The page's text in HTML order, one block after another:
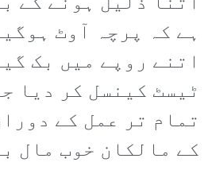
ہے کہ پرچہ آوٹ
اتنے روپے میں بک
ٹیسٹ کینسل کر دیا
تمام تر عمل کے
کے مالکان خوب مال